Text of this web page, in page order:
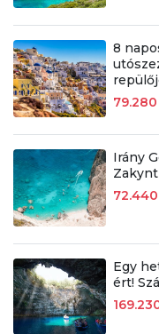
8
79.280
Irány
Egy
ért!